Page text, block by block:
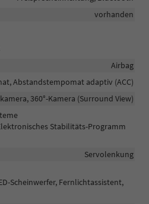
vorhanden
Airbag
Abstandstempomat adaptiv (ACC)
360°-Kamera (Surround View)
Stabilitäts-Programm
Servolenkung
Scheinwerfer, Fernlichtassistent,